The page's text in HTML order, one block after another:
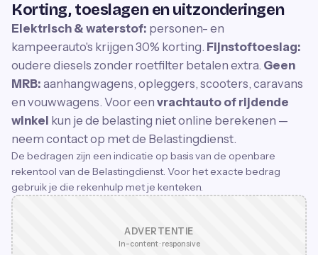
Korting, toeslagen en uitzonderingen
Elektrisch & waterstof: personen- en
kampeerauto's krijgen 30% korting. Fijnstoftoeslag:
oudere diesels zonder roetfilter betalen extra. Geen
MRB: aanhangwagens, opleggers, scooters, caravans
en vouwwagens. Voor een vrachtauto of rijdende
winkel kun je de belasting niet online berekenen —
neem contact op met de Belastingdienst.
De bedragen zijn een indicatie op basis van de openbare
rekentool van de Belastingdienst. Voor het exacte bedrag
gebruik je die rekenhulp met je kenteken.
ADVERTENTIE
In-content · responsive